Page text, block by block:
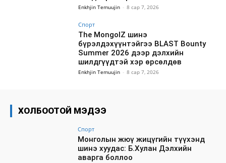
Enkhjin Temuujin - 8 сар 7, 2026
Спорт
The MongolZ шинэ
бүрэлдэхүүнтэйгээ BLAST Bounty
Summer 2026 дээр дэлхийн
шилдгүүдтэй хэр өрсөлдөв
Enkhjin Temuujin - 8 сар 7, 2026
ХОЛБООТОЙ МЭДЭЭ
Спорт
Монголын жюү жицүгийн түүхэнд
шинэ хуудас: Б.Хулан Дэлхийн
аварга боллоо